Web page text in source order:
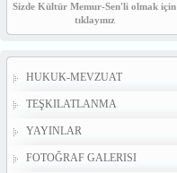
Sizde Kültür Memur-Sen'li olmak için
tıklayınız
HUKUK-MEVZUAT
TEŞKILATLANMA
YAYINLAR
FOTOĞRAF GALERISI